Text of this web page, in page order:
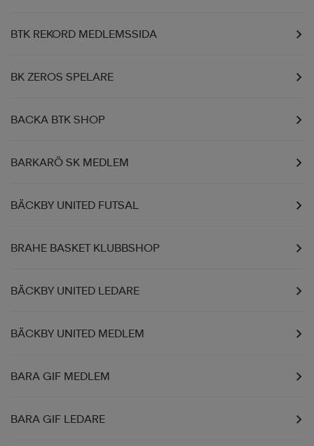
BTK REKORD MEDLEMSSIDA
BK ZEROS SPELARE
BACKA BTK SHOP
BARKARÖ SK MEDLEM
BÄCKBY UNITED FUTSAL
BRAHE BASKET KLUBBSHOP
BÄCKBY UNITED LEDARE
BÄCKBY UNITED MEDLEM
BARA GIF MEDLEM
BARA GIF LEDARE